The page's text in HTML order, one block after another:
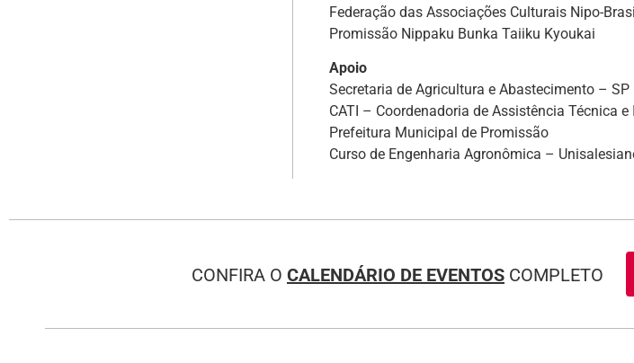
Federação das Associações Culturais Nipo-
Promissão Nippaku Bunka Taiiku Kyoukai
Apoio
Secretaria de Agricultura e Abastecimento – SP
CATI – Coordenadoria de Assistência Técnica
Prefeitura Municipal de Promissão
Curso de Engenharia Agronômica –
CONFIRA O CALENDÁRIO DE EVENTOS COMPLETO